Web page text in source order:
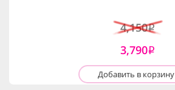
4,150i
3,790i
Добавить в корзину